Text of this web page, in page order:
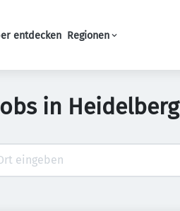
entdecken Regionen
in Heidelberg